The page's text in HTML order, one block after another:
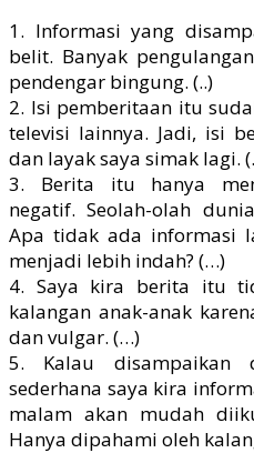
1. Informasi yang
belit. Banyak
pendengar bingung. (..)
2. Isi pemberitaan itu
televisi lainnya. Jadi, isi
dan layak saya simak lagi.
3. Berita itu hanya
negatif. Seolah-olah
Apa tidak ada informasi
menjadi lebih indah? (…)
4. Saya kira berita itu
kalangan anak-anak
dan vulgar. (…)
5. Kalau disampaikan
sederhana saya kira
malam akan mudah
Hanya dipahami oleh